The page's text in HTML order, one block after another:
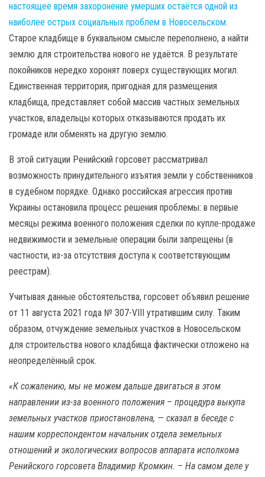
настоящее время захоронение умерших остаётся одной из
наиболее острых социальных проблем в Новосельском.
Старое кладбище в буквальном смысле переполнено, а найти
землю для строительства нового не удаётся. В результате
покойников нередко хоронят поверх существующих могил.
Единственная территория, пригодная для размещения
кладбища, представляет собой массив частных земельных
участков, владельцы которых отказываются продать их
громаде или обменять на другую землю.
В этой ситуации Ренийский горсовет рассматривал
возможность принудительного изъятия земли у собственников
в судебном порядке. Однако российская агрессия против
Украины остановила процесс решения проблемы: в первые
месяцы режима военного положения сделки по купле-продаже
недвижимости и земельные операции были запрещены (в
частности, из-за отсутствия доступа к соответствующим
реестрам).
Учитывая данные обстоятельства, горсовет объявил решение
от 11 августа 2021 года № 307-VIII утратившим силу. Таким
образом, отчуждение земельных участков в Новосельском
для строительства нового кладбища фактически отложено на
неопределённый срок.
«К сожалению, мы не можем дальше двигаться в этом
направлении из-за военного положения – процедура выкупа
земельных участков приостановлена, — сказал в беседе с
нашим корреспондентом начальник отдела земельных
отношений и экологических вопросов аппарата исполкома
Ренийского горсовета Владимир Кромкин. – На самом деле у